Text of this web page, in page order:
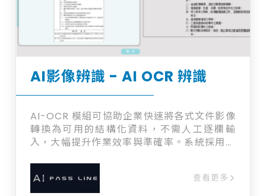
AI影像辨識 - AI OCR 辨識
AI-OCR 模組可協助企業快速將各式文件影像
轉換為可用的結構化資料，不需人工逐欄輸
入，大幅提升作業效率與準確率。系統採用深
欄位定位與資料後處理，適用於大量文件自動
查看更多